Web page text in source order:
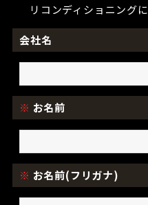
リコンディショニング
会社名
※ お名前
※ お名前(フリガナ)